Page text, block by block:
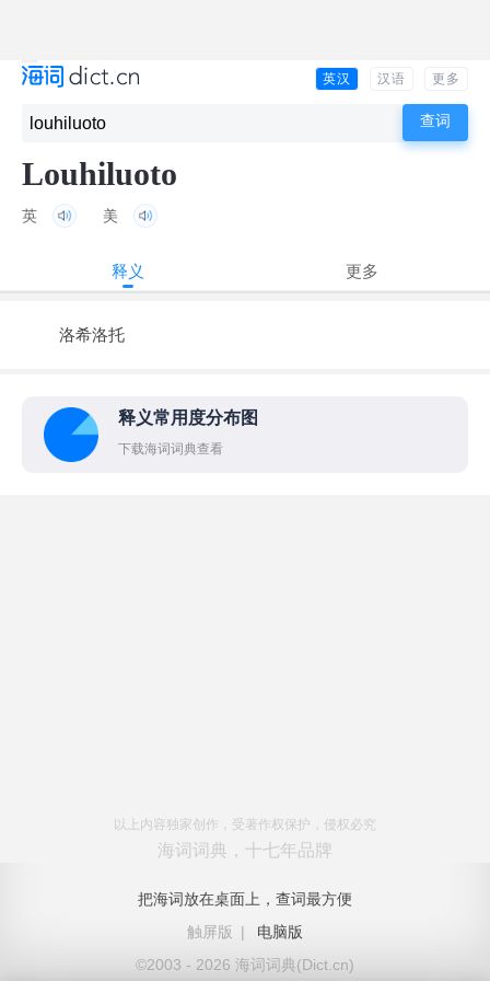
英汉 汉语 更多
Louhiluoto
英 美
释义 更多
洛希洛托
释义常用度分布图
下载海词词典查看
以上内容独家创作，受著作权保护，侵权必究
海词词典，十七年品牌
把海词放在桌面上，查词最方便
触屏版
|
电脑版
©2003 - 2026 海词词典(Dict.cn)